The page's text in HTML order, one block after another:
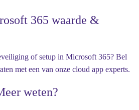
365 waarde &
of setup in Microsoft 365? Bel
met een van onze cloud app experts.
weten?